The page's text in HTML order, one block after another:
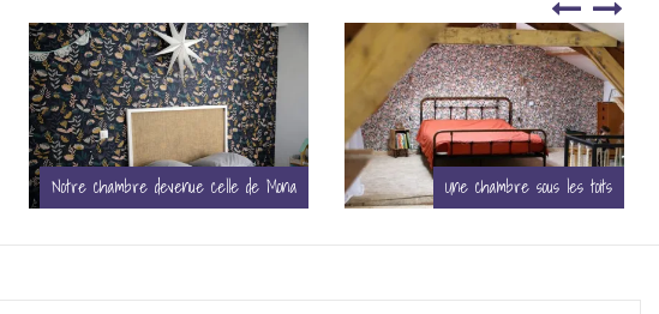
Une chambre sous les toits Une vraie chambre pour Junon